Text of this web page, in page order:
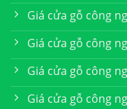
Giá cửa gỗ công
Giá cửa gỗ công
Giá cửa gỗ công
Giá cửa gỗ công